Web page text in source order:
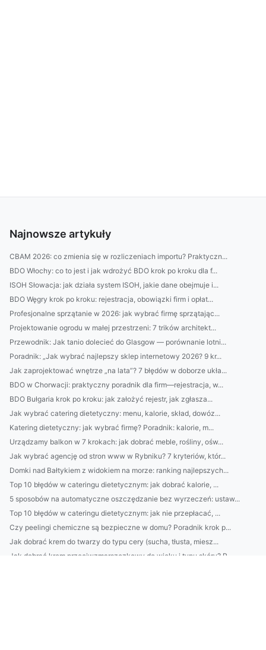
Najnowsze artykuły
CBAM 2026: co zmienia się w rozliczeniach importu? Praktyczn...
BDO Włochy: co to jest i jak wdrożyć BDO krok po kroku dla f...
ISOH Słowacja: jak działa system ISOH, jakie dane obejmuje i...
BDO Węgry krok po kroku: rejestracja, obowiązki firm i opłat...
Profesjonalne sprzątanie w 2026: jak wybrać firmę sprzątając...
Projektowanie ogrodu w małej przestrzeni: 7 trików architekt...
Przewodnik: Jak tanio dolecieć do Glasgow — porównanie lotni...
Poradnik: „Jak wybrać najlepszy sklep internetowy 2026? 9 kr...
Jak zaprojektować wnętrze „na lata”? 7 błędów w doborze ukła...
BDO w Chorwacji: praktyczny poradnik dla firm—rejestracja, w...
BDO Bułgaria krok po kroku: jak założyć rejestr, jak zgłasza...
Jak wybrać catering dietetyczny: menu, kalorie, skład, dowóz...
Katering dietetyczny: jak wybrać firmę? Poradnik: kalorie, m...
Urządzamy balkon w 7 krokach: jak dobrać meble, rośliny, ośw...
Jak wybrać agencję od stron www w Rybniku? 7 kryteriów, któr...
Domki nad Bałtykiem z widokiem na morze: ranking najlepszych...
Top 10 błędów w cateringu dietetycznym: jak dobrać kalorie, ...
5 sposobów na automatyczne oszczędzanie bez wyrzeczeń: ustaw...
Top 10 błędów w cateringu dietetycznym: jak nie przepłacać, ...
Czy peelingi chemiczne są bezpieczne w domu? Poradnik krok p...
Jak dobrać krem do twarzy do typu cery (sucha, tłusta, miesz...
Jak dobrać krem przeciwzmarszczkowy do wieku i typu skóry? P...